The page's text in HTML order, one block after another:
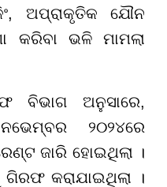
ଅପ୍ରାକୃତିକ ଯୌନ
କରିବା ଭଳି ମାମଲା
ବିଭାଗ ଅନୁସାରେ,
୨୦୨୪ରେ
ଜାରି ହୋଇଥିଲା ।
କରାଯାଇଥିଲା ।